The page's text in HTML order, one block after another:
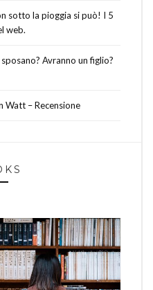
sotto la pioggia si può! I 5
web.
Avranno un figlio?
Watt – Recensione